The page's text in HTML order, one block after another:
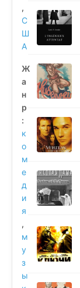
,
С
Ш
А
Ж
а
н
р
:
к
о
м
е
д
и
я
,
м
у
з
ы